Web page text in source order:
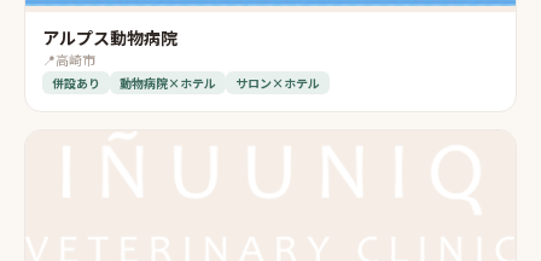
アルプス動物病院
📍高崎市
併設あり 動物病院×ホテル サロン×ホテル